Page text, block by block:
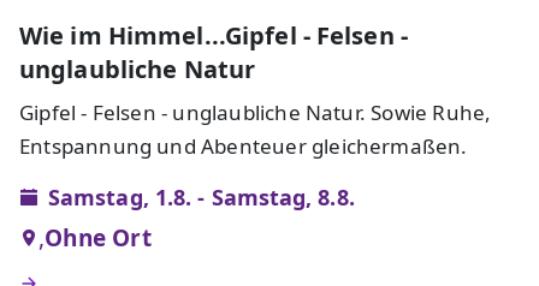
Wie im Himmel...Gipfel - Felsen -
unglaubliche Natur
Gipfel - Felsen - unglaubliche Natur. Sowie Ruhe,
Entspannung und Abenteuer gleichermaßen.
Samstag, 1.8. - Samstag, 8.8.
,Ohne Ort